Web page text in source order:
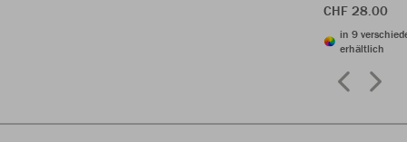
CHF 28.00
in 9
erhältlich